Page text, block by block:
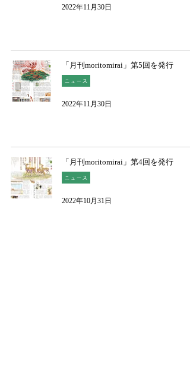
2022年11月30日
「月刊moritomirai」第5回を発行
ニュース
2022年11月30日
「月刊moritomirai」第4回を発行
ニュース
2022年10月31日